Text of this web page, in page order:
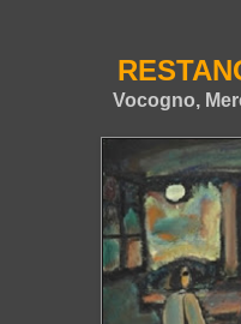
Vocogno,